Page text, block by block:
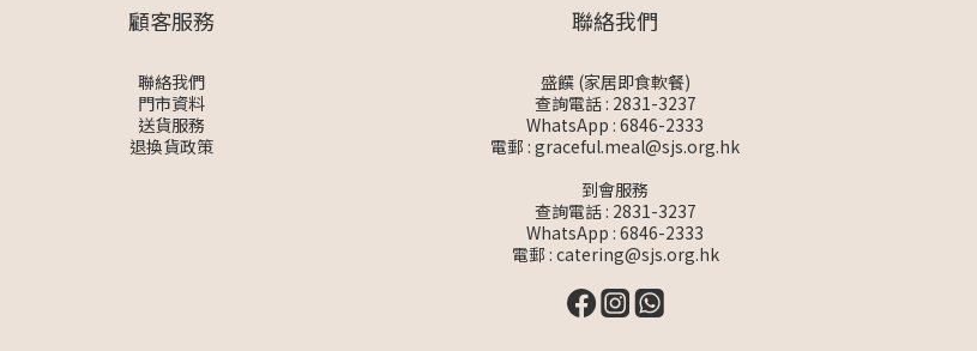
顧客服務
聯絡我們
門市資料
送貨服務
退換貨政策
聯絡我們
盛饌 (家居即食軟餐)
查詢電話 : 2831-3237
WhatsApp : 6846-2333
電郵 : graceful.meal@sjs.org.hk
到會服務
查詢電話 : 2831-3237
WhatsApp : 6846-2333
電郵 : catering@sjs.org.hk